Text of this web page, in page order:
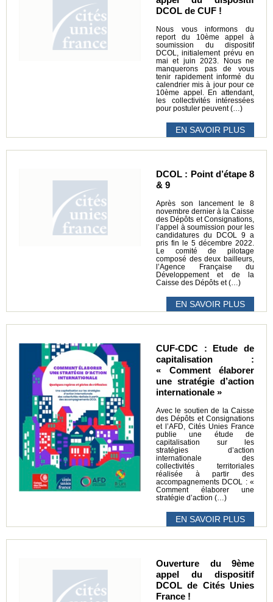
DCOL de CUF !
Nous vous informons du
report du 10ème appel à
soumission du dispositif
DCOL, initialement prévu en
mai et juin 2023. Nous ne
manquerons pas de vous
tenir rapidement informé du
calendrier mis à jour pour ce
10ème appel. En attendant,
les collectivités intéressées
pour postuler peuvent (…)
EN SAVOIR PLUS
DCOL : Point d’étape 8
& 9
Après son lancement le 8
novembre dernier à la Caisse
des Dépôts et Consignations,
l’appel à soumission pour les
candidatures du DCOL 9 a
pris fin le 5 décembre 2022.
Le comité de pilotage
composé des deux bailleurs,
l’Agence Française du
Développement et de la
Caisse des Dépôts et (…)
EN SAVOIR PLUS
CUF-CDC : Etude de
capitalisation :
« Comment élaborer
une stratégie d’action
internationale »
Avec le soutien de la Caisse
des Dépôts et Consignations
et l’AFD, Cités Unies France
publie une étude de
capitalisation sur les
stratégies d’action
internationale des
collectivités territoriales
réalisée à partir des
accompagnements DCOL : «
Comment élaborer une
stratégie d’action (…)
EN SAVOIR PLUS
Ouverture du 9ème
appel du dispositif
DCOL de Cités Unies
France !